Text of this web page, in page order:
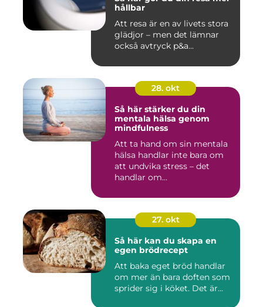
hållbar
Att resa är en av livets stora
glädjor – men det lämnar
också avtryck p&a...
28. okt
Så här stärker du din
mentala hälsa genom
mindfulness
Att ta hand om sin mentala
hälsa handlar inte bara om
att undvika stress – det
handlar om...
27. okt
Så här kan du skapa en
egen brödrecept
Att baka eget bröd handlar
om mer än bara doften som
sprider sig i köket. Det är...